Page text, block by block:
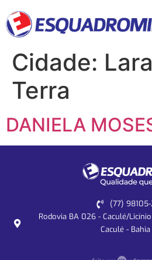
Cidade:
Terra
DANIELA
(77) 98105-
Rodovia BA 026 - Caculé/
Caculé -